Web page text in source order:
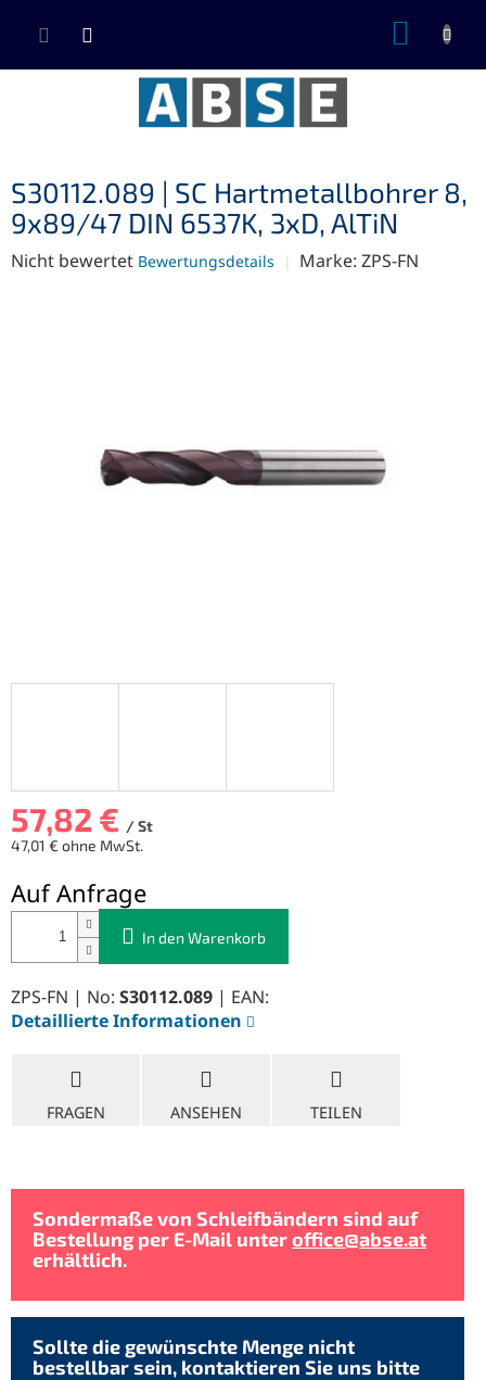
Inhalt
S30112.089 | SC Hartmetallbohrer 8,
9x89/47 DIN 6537K, 3xD, AlTiN
Die
Nicht bewertet Bewertungsdetails Marke: ZPS-FN
57,82 € / St
47,01 € ohne MwSt.
Auf Anfrage
In den Warenkorb
ZPS-FN | No: S30112.089 | EAN:
Detaillierte Informationen
FRAGEN ANSEHEN TEILEN
Sondermaße von Schleifbändern sind auf
Bestellung per E-Mail unteroffice@abse.at
erhältlich.
Sollte die gewünschte Menge nicht
bestellbar sein, kontaktieren Sie uns bitte